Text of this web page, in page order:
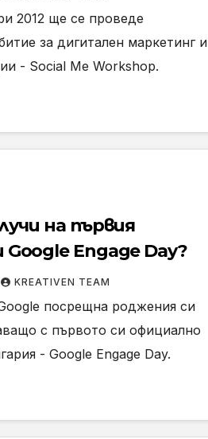
2012 ще се проведе
за дигитален маркетинг и
- Social Me Workshop.
на първия
Google Engage Day?
KREATIVEN TEAM
посрещна роджения си
с първото си официално
- Google Engage Day.